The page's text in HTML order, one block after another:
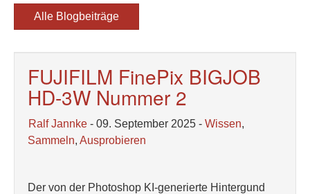
Alle Blogbeiträge
FUJIFILM FinePix BIGJOB
HD-3W Nummer 2
Ralf Jannke - 09. September 2025 - Wissen,
Sammeln, Ausprobieren
Der von der Photoshop KI-generierte Hintergund